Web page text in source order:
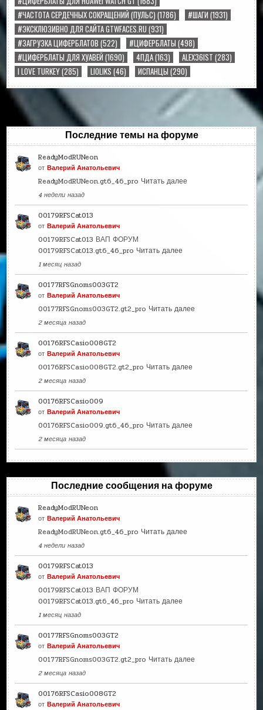
#ЧАСТОТА СЕРДЕЧНЫХ СОКРАЩЕНИЙ (ПУЛЬС) (1786) #ШАГИ (1931)
#ЭКСКЛЮЗИВНО ДЛЯ САЙТА GTWFACES.RU (931)
#ЗАГРУЗКА ЦИФЕРБЛАТОВ (522) #ЦИФЕРБЛАТЫ (498)
#ЦИФЕРБЛАТЫ ДЛЯ ХУАВЕЙ (1690) 4ПДА(163) ALEX36IST (283)
I LOVE TURKEY(285) LIOLIKS (46) ИСПАНЦЫ (290)
Последние темы на форуме
ReadyModRUNeon
отВалерий Анатольевич
ReadyModRUNeon.gt6_46_pro Читать далее
4 недели назад
00179RFSCat013
отВалерий Анатольевич
00179RFSCat013 ВАП ФОРУМ
00179RFSCat013.gt6_46_pro Читать далее
1 месяц назад
00177RFSGnoms003GT2
отВалерий Анатольевич
00177RFSGnoms003GT2.gt2_pro Читать далее
2 месяца назад
00176RFSCasio008GT2
отВалерий Анатольевич
00176RFSCasio008GT2.gt2_pro Читать далее
2 месяца назад
00176RFSCasio009
отВалерий Анатольевич
00176RFSCasio009.gt6_46_pro Читать далее
2 месяца назад
Последние сообщения на форуме
ReadyModRUNeon
отВалерий Анатольевич
ReadyModRUNeon.gt6_46_pro Читать далее
4 недели назад
00179RFSCat013
отВалерий Анатольевич
00179RFSCat013 ВАП ФОРУМ
00179RFSCat013.gt6_46_pro Читать далее
1 месяц назад
00177RFSGnoms003GT2
отВалерий Анатольевич
00177RFSGnoms003GT2.gt2_pro Читать далее
2 месяца назад
00176RFSCasio008GT2
отВалерий Анатольевич